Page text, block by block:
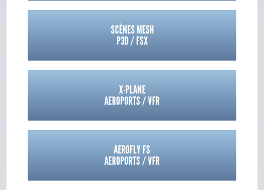
SCÈNES MESH
P3D / FSX
X-PLANE
AEROPORTS / VFR
AEROFLY FS
AEROPORTS / VFR